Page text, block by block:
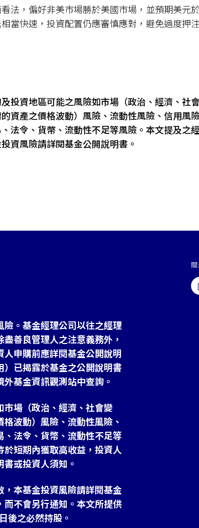
法，偏好非美市場勝於美國市場，並預期美元
當快速，投資配置仍應審慎應對，避免過度押
投資地區可能之風險如市場（政治、經濟、社
資產之價格波動）風險、流動性風險、信用風
法令、貨幣、流動性不足等風險。本文提及之
資風險請詳閱基金公開說明書。
。基金經理公司以往之經理
善良管理人之注意義務外，
申購前應詳閱基金公開說明
已揭露於基金之公開說明書
基金資訊觀測站中查詢。
場（政治、經濟、社會變
波動）風險、流動性風險、
法令、貨幣、流動性不足等
短期內獲取高收益，投資人
或投資人須知。
本基金投資風險請詳閱基金
不會另行通知。本文所提供
後之必然持股。